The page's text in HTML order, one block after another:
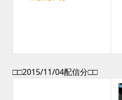
□□2015/11/04配信分□□